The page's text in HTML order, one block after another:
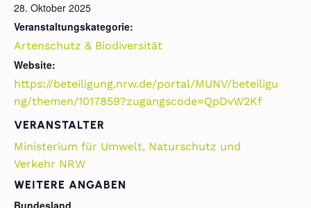
28. Oktober 2025
Veranstaltungskategorie:
Artenschutz & Biodiversität
Website:
https://beteiligung.nrw.de/portal/MUNV/beteiligu
ng/themen/1017859?zugangscode=QpDvW2Kf
VERANSTALTER
Ministerium für Umwelt, Naturschutz und
Verkehr NRW
WEITERE ANGABEN
Bundesland